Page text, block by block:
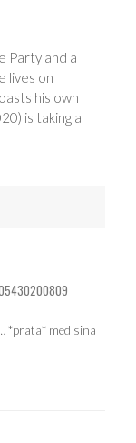
Party and a
lives on
his own
is taking a
*prata* med sina